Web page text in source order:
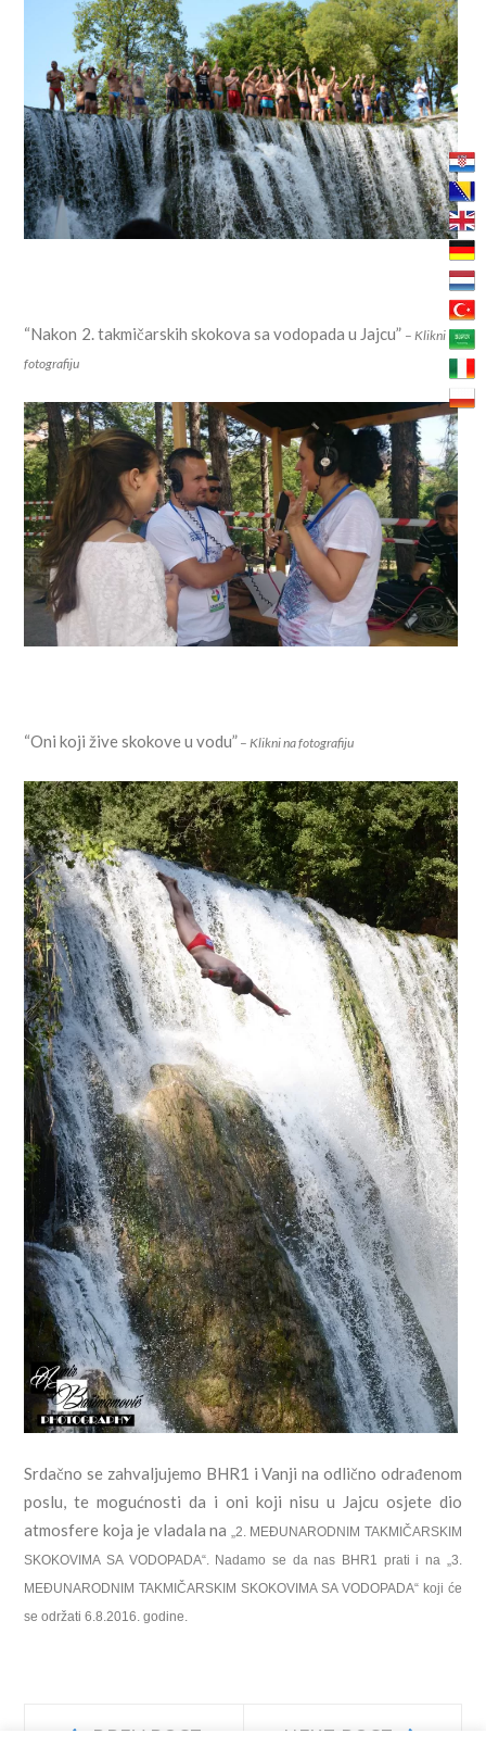
“Nakon 2. takmičarskih skokova sa vodopada u Jajcu” –Klikni na
fotografiju
“Oni koji žive skokove u vodu” –Klikni na fotografiju
Srdačno se zahvaljujemo BHR1 i Vanji na odlično odrađenom
poslu, te mogućnosti da i oni koji nisu u Jajcu osjete dio
atmosfere koja je vladala na
„2. MEĐUNARODNIM TAKMIČARSKIM
SKOKOVIMA SA VODOPADA“. Nadamo se da nas BHR1 prati i na
„3.
MEĐUNARODNIM TAKMIČARSKIM SKOKOVIMA SA VODOPADA“ koji će
se održati 6.8.2016. godine.
Navigacija
PREV POST NEXT POST